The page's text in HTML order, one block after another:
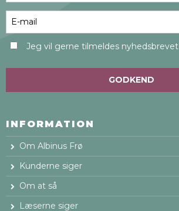
Jeg vil gerne tilmeldes nyhedsbrevet
GODKEND
INFORMATION
Om Albinus Frø
Kunderne siger
Om at så
Læserne siger